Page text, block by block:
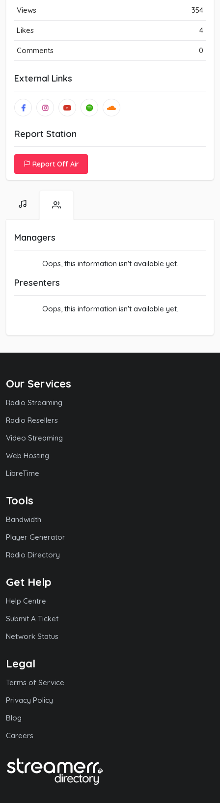
Views 354
Likes 4
Comments 0
External Links
Report Station
Report Off Air
Managers
Oops, this information isn't available yet.
Presenters
Oops, this information isn't available yet.
Our Services
Radio Streaming
Radio Resellers
Video Streaming
Web Hosting
LibreTime
Tools
Bandwidth
Player Generator
Radio Directory
Get Help
Help Centre
Submit A Ticket
Network Status
Legal
Terms of Service
Privacy Policy
Blog
Careers